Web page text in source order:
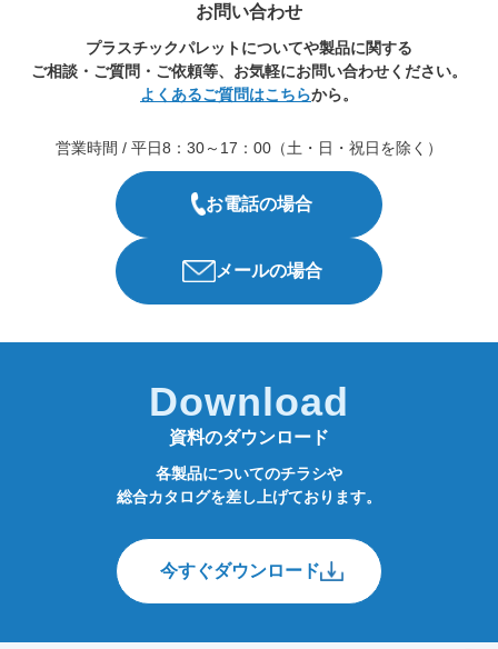
お問い合わせ
プラスチックパレットについてや製品に関する
ご相談・ご質問・ご依頼等、お気軽にお問い合わせください。
よくあるご質問はこちらから。
営業時間 / 平日8：30～17：00（土・日・祝日を除く）
お電話の場合
メールの場合
Download
資料のダウンロード
各製品についてのチラシや
総合カタログを差し上げております。
今すぐダウンロード